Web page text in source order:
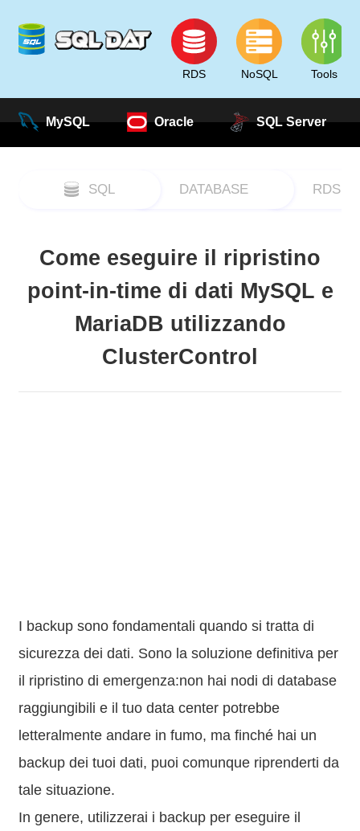
RDS NoSQL Tools
MySQL Oracle SQL Server
SQL DATABASE RDS
Come eseguire il ripristino
point-in-time di dati MySQL e
MariaDB utilizzando
ClusterControl
I backup sono fondamentali quando si tratta di
sicurezza dei dati. Sono la soluzione definitiva per
il ripristino di emergenza:non hai nodi di database
raggiungibili e il tuo data center potrebbe
letteralmente andare in fumo, ma finché hai un
backup dei tuoi dati, puoi comunque riprenderti da
tale situazione.
In genere, utilizzerai i backup per eseguire il